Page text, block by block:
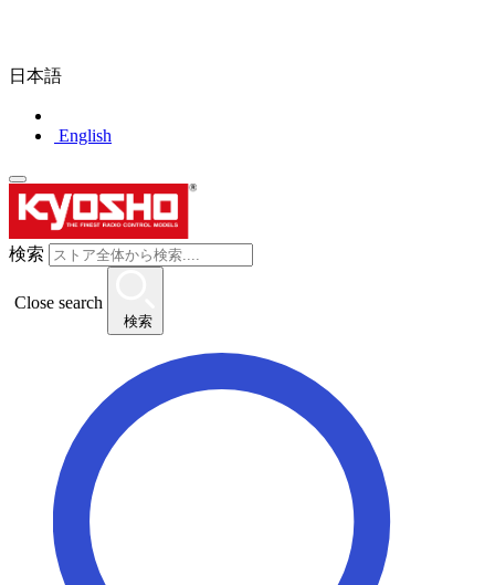
日本語
English
検索
Close search
検索